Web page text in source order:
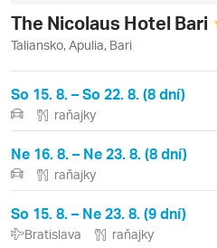
The Nicolaus Hotel Bari
Taliansko, Apulia, Bari
So 15. 8. – So 22. 8. (8 dní)
raňajky
Ne 16. 8. – Ne 23. 8. (8 dní)
raňajky
So 15. 8. – Ne 23. 8. (9 dní)
Bratislava raňajky